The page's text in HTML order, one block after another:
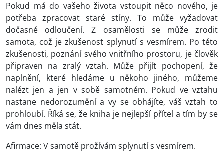
Pokud má do vašeho života vstoupit něco nového, je
potřeba zpracovat staré stíny. To může vyžadovat
dočasné odloučení. Z osamělosti se může zrodit
samota, což je zkušenost splynutí s vesmírem. Po této
zkušenosti, poznání svého vnitřního prostoru, je člověk
připraven na zralý vztah. Může přijít pochopení, že
naplnění, které hledáme u někoho jiného, můžeme
nalézt jen a jen v sobě samotném. Pokud ve vztahu
nastane nedorozumění a vy se obhájíte, váš vztah to
prohloubí. Říká se, že kniha je nejlepší přítel a tím by se
vám dnes měla stát.
Afirmace: V samotě prožívám splynutí s vesmírem.